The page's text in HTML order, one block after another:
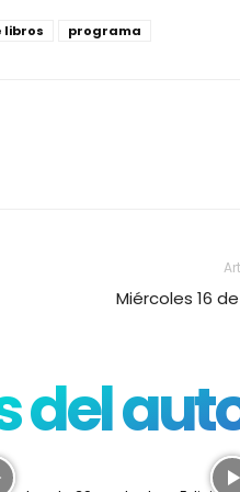
libros programa
Miércoles 16
del